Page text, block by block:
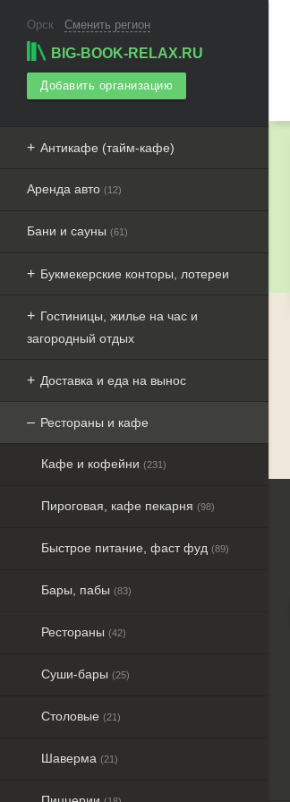
Орск Сменить регион
BIG-BOOK-RELAX.RU
Добавить организацию
Антикафе (тайм-кафе)
Аренда авто (12)
Бани и сауны (61)
Букмекерские конторы, лотереи
Гостиницы, жилье на час и
загородный отдых
Доставка и еда на вынос
Рестораны и кафе
Кафе и кофейни (231)
Пироговая, кафе пекарня (98)
Быстрое питание, фаст фуд (89)
Бары, пабы (83)
Рестораны (42)
Суши-бары (25)
Столовые (21)
Шаверма (21)